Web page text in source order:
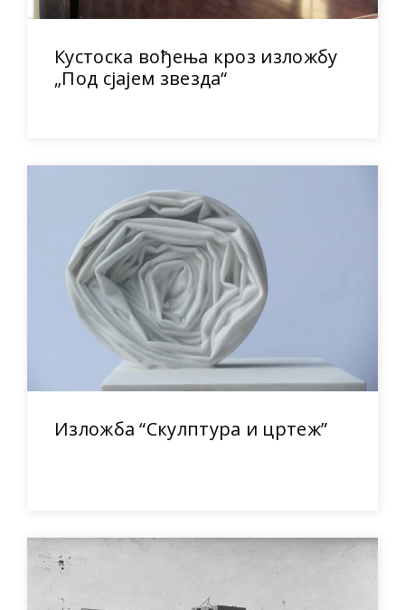
Кустоска вођења кроз изложбу
„Под сјајем звезда“
Изложба “Скулптура и цртеж”